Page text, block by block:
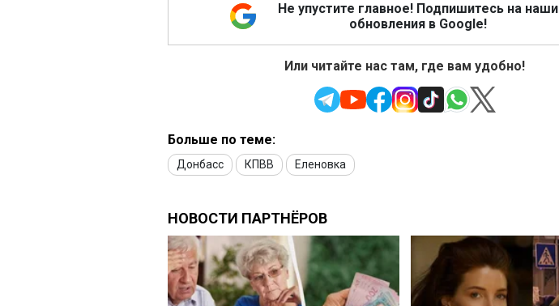
Не упустите главное! Подпишитесь на наши
обновления в Google!
Или читайте нас там, где вам удобно!
Больше по теме:
Донбасс КПВВ Еленовка